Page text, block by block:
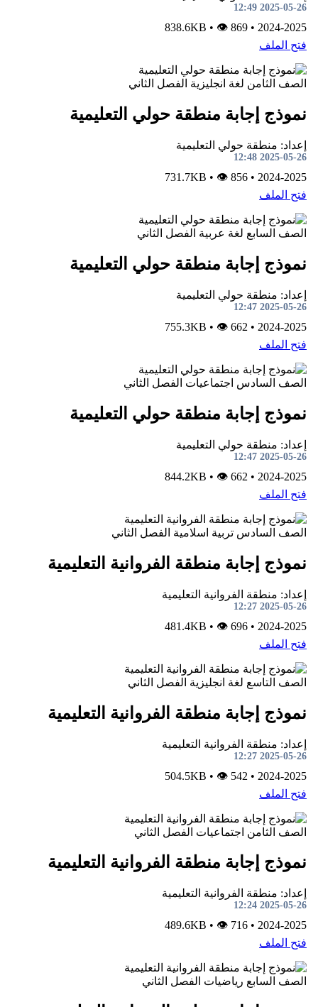
2025-05-26 12:49
2024-2025
•
838.6KB
•👁 869
فتح الملف
الصف الثامن لغة انجليزية الفصل الثاني
نموذج إجابة منطقة حولي التعليمية
إعداد: منطقة حولي التعليمية
2025-05-26 12:48
2024-2025
•
731.7KB
•👁 856
فتح الملف
الصف السابع لغة عربية الفصل الثاني
نموذج إجابة منطقة حولي التعليمية
إعداد: منطقة حولي التعليمية
2025-05-26 12:47
2024-2025
•
755.3KB
•👁 662
فتح الملف
الصف السادس اجتماعيات الفصل الثاني
نموذج إجابة منطقة حولي التعليمية
إعداد: منطقة حولي التعليمية
2025-05-26 12:47
2024-2025
•
844.2KB
•👁 662
فتح الملف
الصف السادس تربية اسلامية الفصل الثاني
نموذج إجابة منطقة الفروانية التعليمية
إعداد: منطقة الفروانية التعليمية
2025-05-26 12:27
2024-2025
•
481.4KB
•👁 696
فتح الملف
الصف التاسع لغة انجليزية الفصل الثاني
نموذج إجابة منطقة الفروانية التعليمية
إعداد: منطقة الفروانية التعليمية
2025-05-26 12:27
2024-2025
•
504.5KB
•👁 542
فتح الملف
الصف الثامن اجتماعيات الفصل الثاني
نموذج إجابة منطقة الفروانية التعليمية
إعداد: منطقة الفروانية التعليمية
2025-05-26 12:24
2024-2025
•
489.6KB
•👁 716
فتح الملف
الصف السابع رياضيات الفصل الثاني